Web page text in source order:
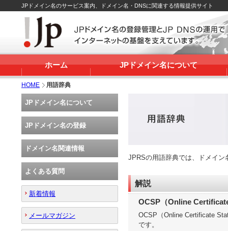
JPドメイン名のサービス案内、ドメイン名・DNSに関連する情報提供サイト
ホーム JPドメイン名について
HOME 用語辞典
JPRSの用語辞典では、ドメイ
解説
OCSP（Online
OCSP（Online Certificate
です。
JPドメイン名について
JPドメイン名の登録
ドメイン名関連情報
よくある質問
新着情報
メールマガジン